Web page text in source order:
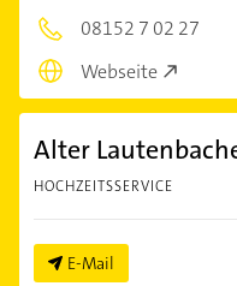
08152 7 02 27
Webseite
Alter
HOCHZEITSSERVICE
E-Mail